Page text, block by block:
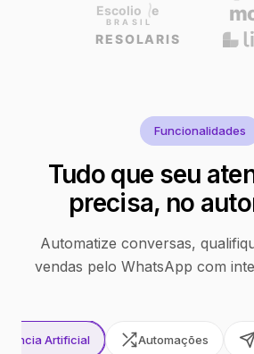
Funcionalidades
Tudo que seu
precisa, no
Automatize conversas,
vendas pelo WhatsApp com
Artificial Automações